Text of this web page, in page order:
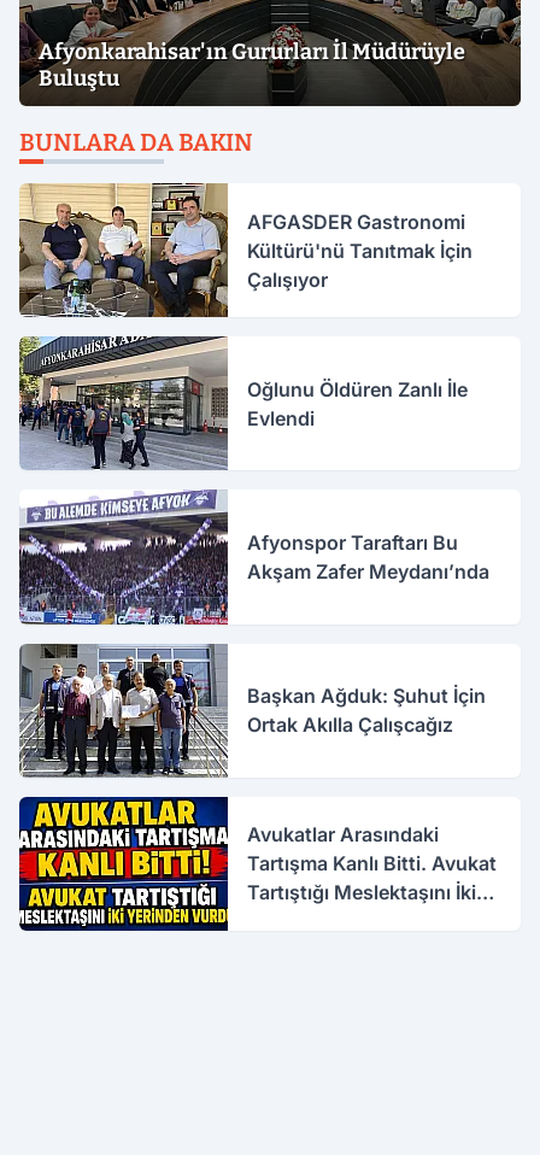
Afyonkarahisar'ın Gururları İl Müdürüyle
Buluştu
BUNLARA DA BAKIN
AFGASDER Gastronomi
Kültürü'nü Tanıtmak İçin
Çalışıyor
Oğlunu Öldüren Zanlı İle
Evlendi
Afyonspor Taraftarı Bu
Akşam Zafer Meydanı’nda
Başkan Ağduk: Şuhut İçin
Ortak Akılla Çalışcağız
Avukatlar Arasındaki
Tartışma Kanlı Bitti. Avukat
Tartıştığı Meslektaşını İki